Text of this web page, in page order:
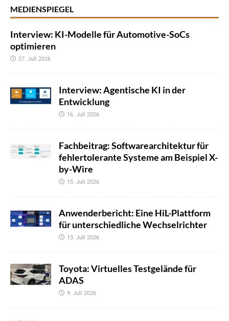
MEDIENSPIEGEL
Interview: KI-Modelle für Automotive-SoCs
optimieren
27. Juli 2026
Interview: Agentische KI in der
Entwicklung
16. Juli 2026
Fachbeitrag: Softwarearchitektur für
fehlertolerante Systeme am Beispiel X-
by-Wire
15. Juli 2026
Anwenderbericht: Eine HiL-Plattform
für unterschiedliche Wechselrichter
13. Juli 2026
Toyota: Virtuelles Testgelände für
ADAS
9. Juli 2026